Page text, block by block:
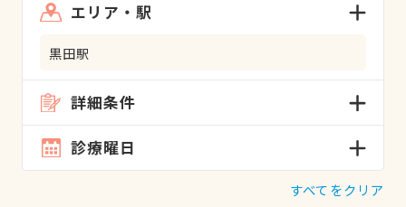
エリア・駅
黒田駅
詳細条件
診療曜日
すべてをクリア